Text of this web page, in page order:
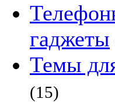
гаджеты
Темы
(15)